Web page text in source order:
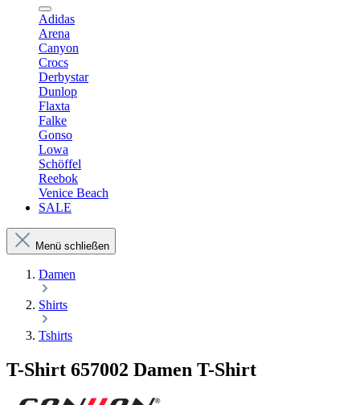
Adidas
Arena
Canyon
Crocs
Derbystar
Dunlop
Flaxta
Falke
Gonso
Lowa
Schöffel
Reebok
Venice Beach
SALE
Menü schließen
Damen
Shirts
Tshirts
T-Shirt 657002 Damen T-Shirt